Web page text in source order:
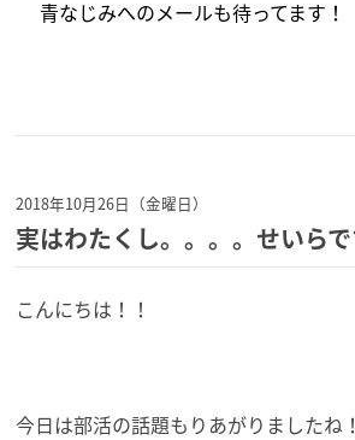
青なじみへのメールも待ってます！
2018年10月26日（金曜日）
実はわたくし。。。。せいらで
こんにちは！！
今日は部活の話題もりあがりましたね